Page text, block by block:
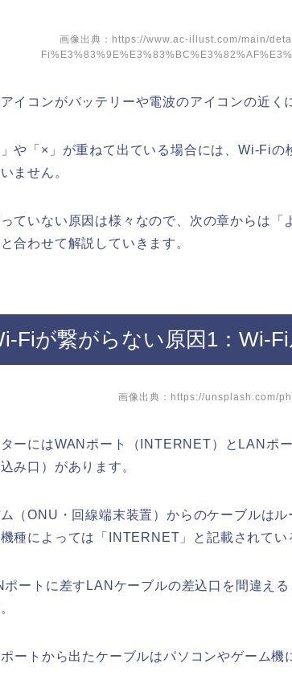
画像出典：https://www.ac-illust.com/main/
イコンがバッテリーや電波のアイコンの近く
」や「×」が重ねて出ている場合には、Wi-Fi
ません。
ていない原因は様々なので、次の章からは「
合わせて解説していきます。
Fiが繋がらない原因1：Wi-
画像出典：https://unsplash.com/
ーにはWANポート（INTERNET）とLANポ
み口）があります。
（ONU・回線端末装置）からのケーブルは
種によっては「INTERNET」と記載されてい
ポートに差すLANケーブルの差込口を間違え
ートから出たケーブルはパソコンやゲーム機